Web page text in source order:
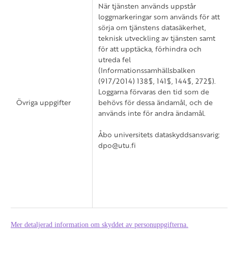
Övriga uppgifter
När tjänsten används uppstår
loggmarkeringar som används för att
sörja om tjänstens datasäkerhet,
teknisk utveckling av tjänsten samt
för att upptäcka, förhindra och
utreda fel
(Informationssamhällsbalken
(917/2014) 138§, 141§, 144§, 272§).
Loggarna förvaras den tid som de
behövs för dessa ändamål, och de
används inte för andra ändamål.
Åbo universitets dataskyddsansvarig:
dpo@utu.fi
Mer detaljerad information om skyddet av personuppgifterna.